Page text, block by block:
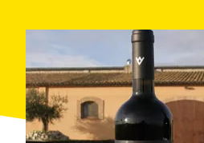
дегустацию
наименованием
DO Costers